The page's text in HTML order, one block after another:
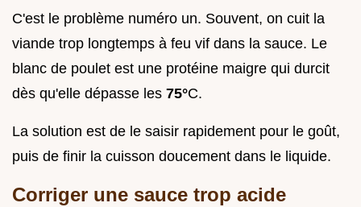
C'est le problème numéro un. Souvent, on cuit la
viande trop longtemps à feu vif dans la sauce. Le
blanc de poulet est une protéine maigre qui durcit
dès qu'elle dépasse les 75°C.
La solution est de le saisir rapidement pour le goût,
puis de finir la cuisson doucement dans le liquide.
Corriger une sauce trop acide